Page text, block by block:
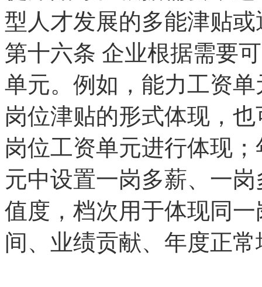
型人才发展的多能津贴
第十六条 企业根据需要
单元。例如，能力工资
岗位津贴的形式体现，
岗位工资单元进行体现
元中设置一岗多薪、一
值度，档次用于体现同
间、业绩贡献、年度正